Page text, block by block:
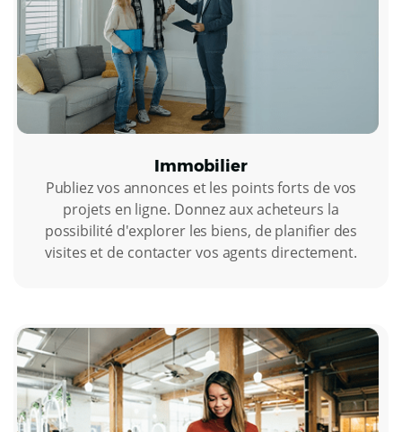
Immobilier
Publiez vos annonces et les points forts de vos
projets en ligne. Donnez aux acheteurs la
possibilité d'explorer les biens, de planifier des
visites et de contacter vos agents directement.